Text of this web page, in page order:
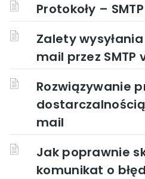
Protokoły – SMTP
Zalety
mail przez
Rozwiązywanie
mail
Jak poprawnie
komunikat o